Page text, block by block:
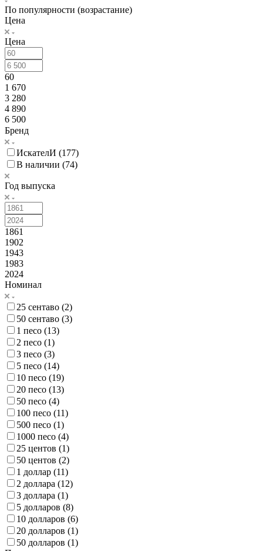
По популярности (возрастание)
Цена
Цена
60
1 670
3 280
4 890
6 500
Бренд
ИскателИ (177)
В наличии (74)
Год выпуска
1861
1902
1943
1983
2024
Номинал
25 сентаво (2)
50 сентаво (3)
1 песо (13)
2 песо (1)
3 песо (3)
5 песо (14)
10 песо (19)
20 песо (13)
50 песо (4)
100 песо (11)
500 песо (1)
1000 песо (4)
25 центов (1)
50 центов (2)
1 доллар (11)
2 доллара (12)
3 доллара (1)
5 долларов (8)
10 долларов (6)
20 долларов (1)
50 долларов (1)